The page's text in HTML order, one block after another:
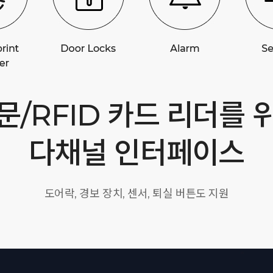
/RFID 카드 리더를
다채널 인터페이스
도어락, 경보 장치, 센서, 퇴실 버튼도 지원